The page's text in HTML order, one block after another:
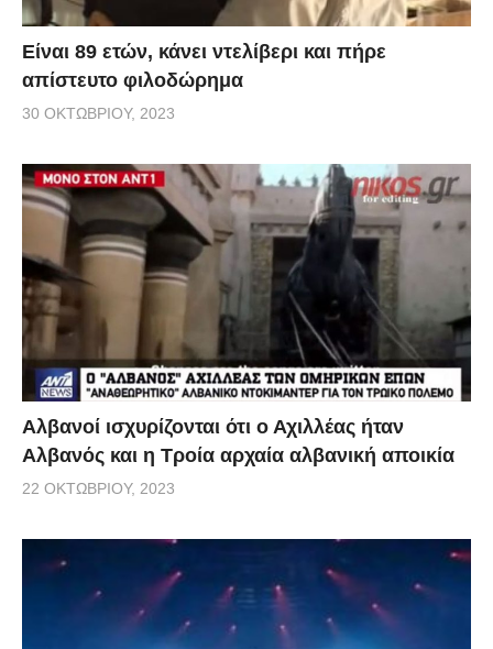
Είναι 89 ετών, κάνει ντελίβερι και πήρε
απίστευτο φιλοδώρημα
30 ΟΚΤΩΒΡΊΟΥ, 2023
Αλβανοί ισχυρίζονται ότι ο Αχιλλέας ήταν
Αλβανός και η Τροία αρχαία αλβανική αποικία
22 ΟΚΤΩΒΡΊΟΥ, 2023